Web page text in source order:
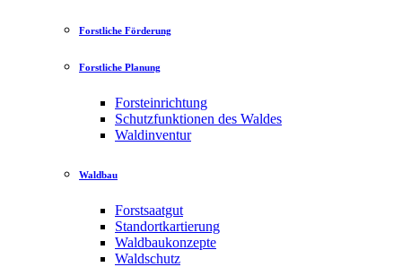
Forstliche Förderung
Forstliche Planung
Forsteinrichtung
Schutzfunktionen des Waldes
Waldinventur
Waldbau
Forstsaatgut
Standortkartierung
Waldbaukonzepte
Waldschutz